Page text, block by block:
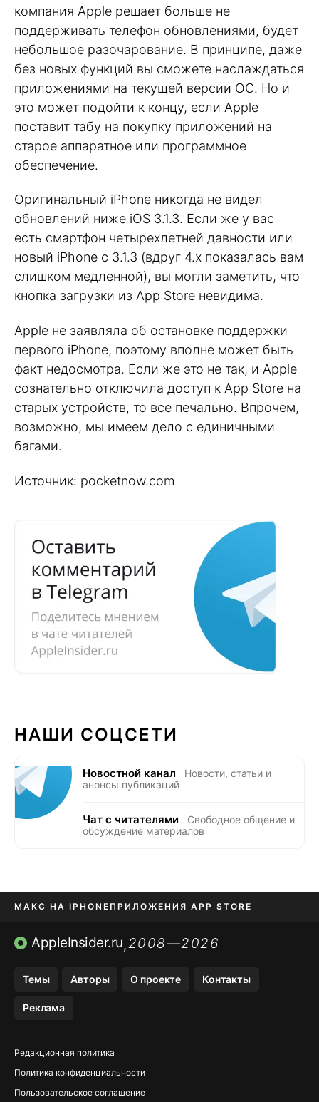
компания Apple решает больше не
поддерживать телефон обновлениями, будет
небольшое разочарование. В принципе, даже
без новых функций вы сможете наслаждаться
приложениями на текущей версии ОС. Но и
это может подойти к концу, если Apple
поставит табу на покупку приложений на
старое аппаратное или программное
обеспечение.
Оригинальный iPhone никогда не видел
обновлений ниже iOS 3.1.3. Если же у вас
есть смартфон четырехлетней давности или
новый iPhone с 3.1.3 (вдруг 4.x показалась вам
слишком медленной), вы могли заметить, что
кнопка загрузки из App Store невидима.
Apple не заявляла об остановке поддержки
первого iPhone, поэтому вполне может быть
факт недосмотра. Если же это не так, и Apple
сознательно отключила доступ к App Store на
старых устройств, то все печально. Впрочем,
возможно, мы имеем дело с единичными
багами.
Источник: pocketnow.com
НАШИ СОЦСЕТИ
Новостной канал
Новости, статьи и
анонсы публикаций
Чат с читателями
Свободное общение и
обсуждение материалов
МАКС НА IPHONE ПРИЛОЖЕНИЯ APP STORE
TIKTOK НА IPHONEПРИЛОЖЕНИЯ БЕЗ APP STORE
AppleInsider.ru,2008—2026
Темы Авторы О проекте Контакты
Реклама
Редакционная политика
Политика конфиденциальности
Пользовательское соглашение